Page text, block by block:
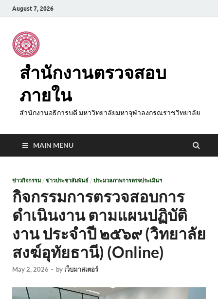
August 7, 2026
สำนักงานตรวจสอบ
ภายใน
สำนักงานอธิการบดี มหาวิทยาลัยมหาจุฬาลงกรณราชวิทยาลัย
MAIN MENU
ข่าวกิจกรรม / ข่าวประชาสัมพันธ์ / ประมวลภาพการตรจประเมินฯ
กิจกรรมการตรวจสอบการ
ดำเนินงาน ตามแผนปฏิบัติ
งาน ประจำปี ๒๕๖๙ (วิทยาลัย
สงฆ์อุทัยธานี) (Online)
May 2, 2026 - by เว็บมาสเตอร์